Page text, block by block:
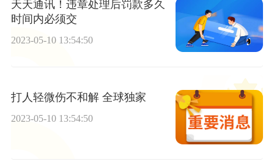
天天通讯！违章处理后罚款多久
时间内必须交
2023-05-10 13:54:50
打人轻微伤不和解 全球独家
2023-05-10 13:54:50